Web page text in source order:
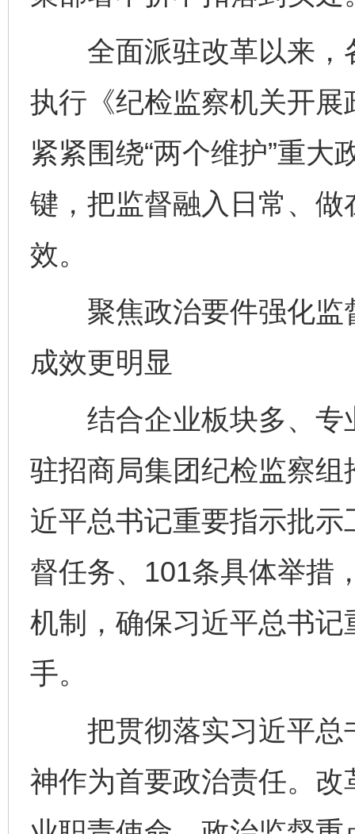
全面派驻改革以来，
执行《纪检监察机关开
紧紧围绕“两个维护”重
键，把监督融入日常、
效。
聚焦政治要件强化监
成效更明显
结合企业板块多、专
驻招商局集团纪检监察
近平总书记重要指示批
督任务、101条具体举措
机制，确保习近平总书
手。
把贯彻落实习近平总
神作为首要政治责任。